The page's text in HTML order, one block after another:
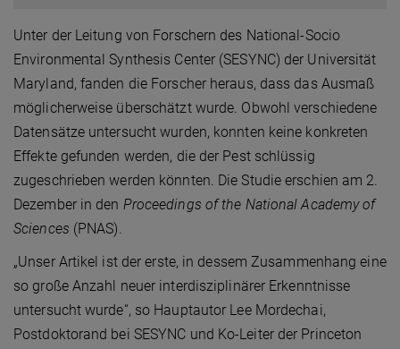
Unter der Leitung von Forschern des National-Socio
Environmental Synthesis Center (SESYNC) der Universität
Maryland, fanden die Forscher heraus, dass das Ausmaß
möglicherweise überschätzt wurde. Obwohl verschiedene
Datensätze untersucht wurden, konnten keine konkreten
Effekte gefunden werden, die der Pest schlüssig
zugeschrieben werden könnten. Die Studie erschien am 2.
Dezember in den Proceedings of the National Academy of
Sciences (PNAS).
„Unser Artikel ist der erste, in dessem Zusammenhang eine
so große Anzahl neuer interdisziplinärer Erkenntnisse
untersucht wurde“, so Hauptautor Lee Mordechai,
Postdoktorand bei SESYNC und Ko-Leiter der Princeton